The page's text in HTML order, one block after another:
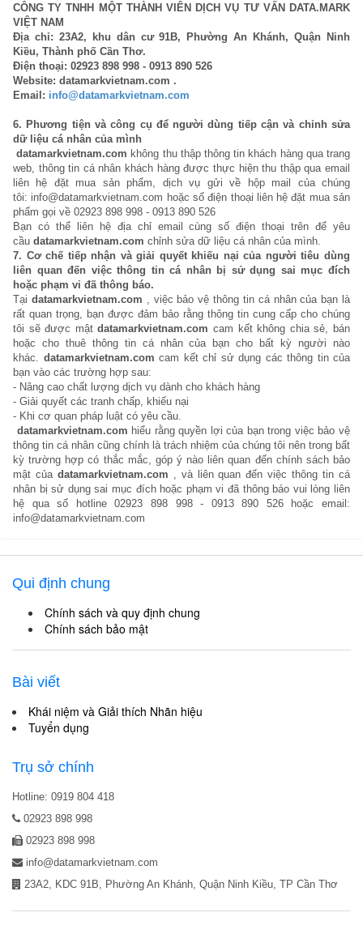
CÔNG TY TNHH MỘT THÀNH VIÊN DỊCH VỤ TƯ VẤN DATA.MARK
VIỆT NAM
Địa chỉ: 23A2, khu dân cư 91B, Phường An Khánh, Quận Ninh
Kiều, Thành phố Cần Thơ.
Điện thoại: 02923 898 998 - 0913 890 526
Website: datamarkvietnam.com .
Email: info@datamarkvietnam.com
6. Phương tiện và công cụ để người dùng tiếp cận và chỉnh sửa
dữ liệu cá nhân của mình
datamarkvietnam.com không thu thập thông tin khách hàng qua trang
web, thông tin cá nhân khách hàng được thực hiện thu thập qua email
liên hệ đặt mua sản phẩm, dịch vụ gửi về hộp mail của chúng
tôi: info@datamarkvietnam.com hoặc số điện thoại liên hệ đặt mua sản
phẩm gọi về 02923 898 998 - 0913 890 526
Bạn có thể liên hệ địa chỉ email cùng số điện thoại trên để yêu
cầu datamarkvietnam.com chỉnh sửa dữ liệu cá nhân của mình.
7. Cơ chế tiếp nhận và giải quyết khiếu nại của người tiêu dùng
liên quan đến việc thông tin cá nhân bị sử dụng sai mục đích
hoặc phạm vi đã thông báo.
Tại datamarkvietnam.com , việc bảo vệ thông tin cá nhân của bạn là
rất quan trọng, bạn được đảm bảo rằng thông tin cung cấp cho chúng
tôi sẽ được mậtdatamarkvietnam.comcam kết không chia sẻ, bán
hoặc cho thuê thông tin cá nhân của bạn cho bất kỳ người nào
khác. datamarkvietnam.com cam kết chỉ sử dụng các thông tin của
bạn vào các trường hợp sau:
- Nâng cao chất lượng dịch vụ dành cho khách hàng
- Giải quyết các tranh chấp, khiếu nại
- Khi cơ quan pháp luật có yêu cầu.
datamarkvietnam.com hiểu rằng quyền lợi của bạn trong việc bảo vệ
thông tin cá nhân cũng chính là trách nhiệm của chúng tôi nên trong bất
kỳ trường hợp có thắc mắc, góp ý nào liên quan đến chính sách bảo
mật của datamarkvietnam.com , và liên quan đến việc thông tin cá
nhân bị sử dụng sai mục đích hoặc phạm vi đã thông báo vui lòng liên
hệ qua số hotline 02923 898 998 - 0913 890 526 hoặc email:
info@datamarkvietnam.com
Qui định chung
Chính sách và quy định chung
Chính sách bảo mật
Bài viết
Khái niệm và Giải thích Nhãn hiệu
Tuyển dụng
Trụ sở chính
Hotline: 0919 804 418
02923 898 998
02923 898 998
info@datamarkvietnam.com
23A2, KDC 91B, Phường An Khánh, Quận Ninh Kiều, TP Cần Thơ